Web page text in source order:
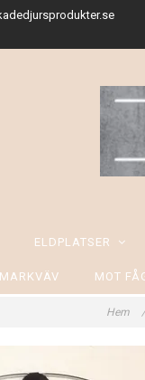
ELDPLATSER
MARKVÄV MOT
Hem /